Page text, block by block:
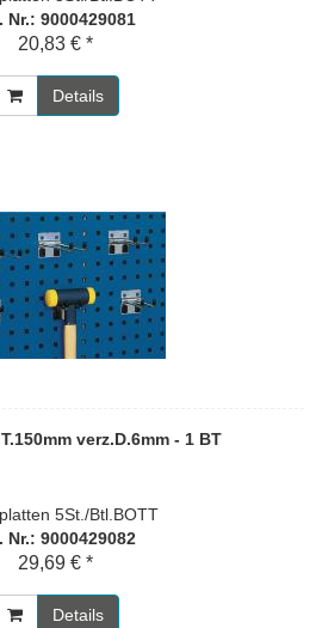
Nr.: 9000429081
20,83 € *
Details
verz.D.6mm - 1 BT
5St./Btl.BOTT
Nr.: 9000429082
29,69 € *
Details